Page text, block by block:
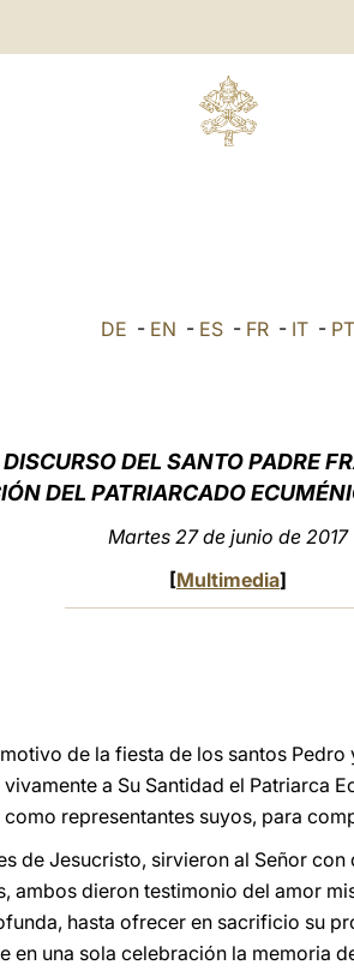
DE - EN - ES - FR - IT - PT
DISCURSO DEL SANTO PADRE
DEL PATRIARCADO
Martes 27 de junio de 2017
[Multimedia]
de la fiesta de los santos
a Su Santidad el Patriarca
representantes suyos, para
de Jesucristo, sirvieron al Señor
ambos dieron testimonio del amor
hasta ofrecer en sacrificio su
en una sola celebración la memoria